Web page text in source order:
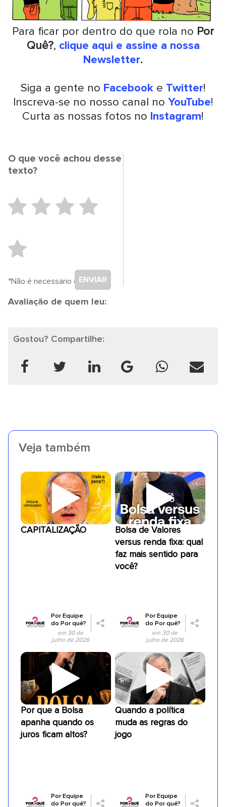
Para ficar por dentro do que rola no Por
Quê?, clique aqui e assine a nossa
Newsletter.
Siga a gente no Facebooke Twitter!
Inscreva-se no nosso canal no YouTube!
Curta as nossas fotos no Instagram!
O que você achou desse
texto?
ENVIAR
*Não é necessário cadastro.
Avaliação de quem leu:
Gostou? Compartilhe:
Veja também
CAPITALIZAÇÃO
PorEquipe
do Por quê?
em 30 de
julho de 2026
Bolsa de Valores
versus renda fixa: qual
faz mais sentido para
você?
PorEquipe
do Por quê?
em 30 de
julho de 2026
Por que a Bolsa
apanha quando os
juros ficam altos?
PorEquipe
do Por quê?
Quando a política
muda as regras do
jogo
PorEquipe
do Por quê?